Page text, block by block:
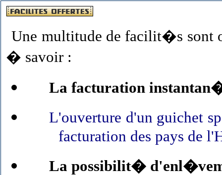
Une multitude de facilit�s
� savoir :
La facturation
L'ouverture d'un guichet
facturation des pays de
La possibilit�